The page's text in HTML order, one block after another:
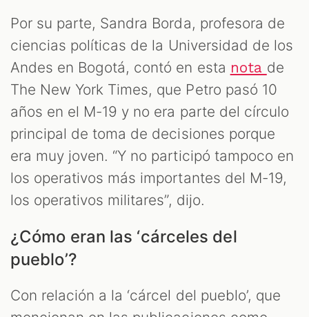
Por su parte, Sandra Borda, profesora de
ciencias políticas de la Universidad de los
Andes en Bogotá, contó en esta nota de
The New York Times, que Petro pasó 10
años en el M-19 y no era parte del círculo
principal de toma de decisiones porque
era muy joven. “Y no participó tampoco en
los operativos más importantes del M-19,
los operativos militares”, dijo.
¿Cómo eran las ‘cárceles del
pueblo’?
Con relación a la ‘cárcel del pueblo’, que